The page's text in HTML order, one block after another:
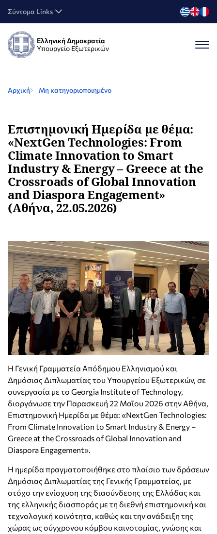
Σύντομα Links
Ελληνική Δημοκρατία
Υπουργείο Εξωτερικών
Αρχική Μη κατηγοριοποιημένο
Επιστημονική Ημερίδα με θέμα:
«NextGen Technologies: From
Climate Innovation to Smart
Industry & Energy – Greece at the
Crossroads of Global Innovation
and Diaspora Engagement»
(Αθήνα, 22.05.2026)
Η Γενική Γραμματεία Απόδημου Ελληνισμού και
Δημόσιας Διπλωματίας του Υπουργείου Εξωτερικών, σε
συνεργασία με το Georgia Institute of Technology,
διοργάνωσε την Παρασκευή 22 Μαΐου 2026 στην Αθήνα,
Επιστημονική Ημερίδα με θέμα: «NextGen Technologies:
From Climate Innovation to Smart Industry & Energy –
Greece at the Crossroads of Global Innovation and
Diaspora Engagement».
Η ημερίδα πραγματοποιήθηκε στο πλαίσιο των δράσεων
Δημόσιας Διπλωματίας της Γενικής Γραμματείας, με
στόχο την ενίσχυση της διασύνδεσης της Ελλάδας και
της ελληνικής διασποράς με τη διεθνή επιστημονική και
τεχνολογική κοινότητα, καθώς και την ανάδειξη της
χώρας ως σύγχρονου κόμβου καινοτομίας, γνώσης και